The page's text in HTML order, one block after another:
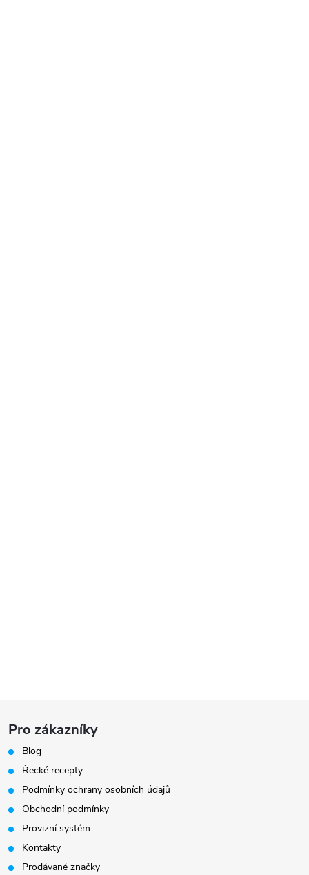
Z
á
p
a
t
Pro zákazníky
Blog
Řecké recepty
Podmínky ochrany osobních údajů
Obchodní podmínky
Provizní systém
Kontakty
Prodávané značky